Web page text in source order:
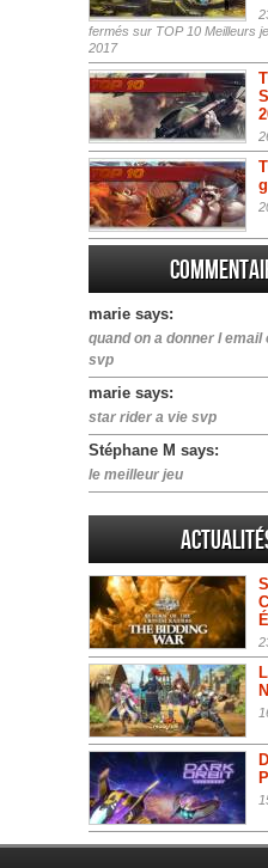
fermés sur TOP 10 Meilleurs
2017
marie says:
quand on a donner l
svp
marie says:
star rider a vie svp
Stéphane M says:
le meilleur jeu